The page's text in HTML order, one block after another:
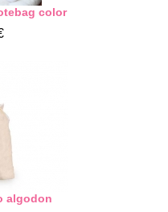
color
algodon